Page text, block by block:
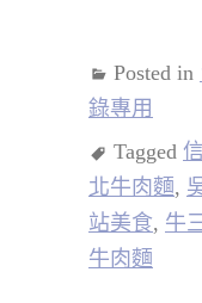
Posted in
錄專用
Tagged
北牛肉麵,
站美食, 牛
牛肉麵